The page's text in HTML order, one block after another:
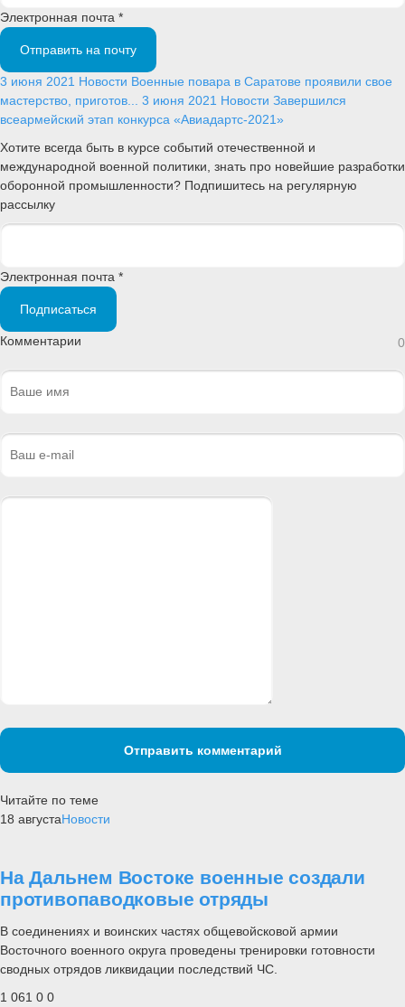
Электронная почта *
Отправить на почту
3 июня 2021 Новости Военные повара в Саратове проявили свое
мастерство, приготов... 3 июня 2021 Новости Завершился
всеармейский этап конкурса «Авиадартс-2021»
Хотите всегда быть в курсе событий отечественной и
международной военной политики, знать про новейшие разработки
оборонной промышленности? Подпишитесь на регулярную
рассылку
Электронная почта *
Подписаться
Комментарии 0
Отправить комментарий
Читайте по теме
18 августаНовости
На Дальнем Востоке военные создали
противопаводковые отряды
В соединениях и воинских частях общевойсковой армии
Восточного военного округа проведены тренировки готовности
сводных отрядов ликвидации последствий ЧС.
1 061 0 0